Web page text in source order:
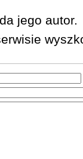
jego autor.